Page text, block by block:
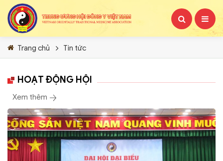
Trang chủ Tin tức
HOẠT ĐỘNG HỘI
Xem thêm